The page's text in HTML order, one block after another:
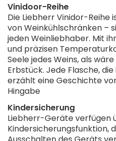
Vinidoor-Reihe
Die Liebherr Vinidor-Reihe
von Weinkühlschränken –
jeden Weinliebhaber. Mit
und präzisen
Seele jedes Weins, als
Erbstück. Jede Flasche,
erzählt eine Geschichte
Hingabe
Kindersicherung
Liebherr-Geräte verfügen
Kindersicherungsfunktion,